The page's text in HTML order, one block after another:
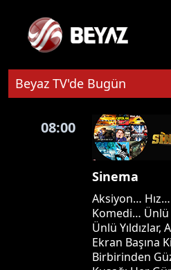
Beyaz TV'de Bugün
08:00
Sinema
Aksiyon…
Komedi… Ünlü
Ünlü Yıldızlar,
Ekran Başına
Birbirinden